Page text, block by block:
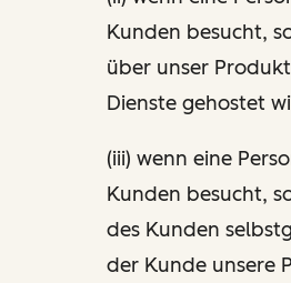
Kunden besucht,
über unser
Dienste gehostet
(iii) wenn eine
Kunden besucht,
des Kunden
der Kunde unsere